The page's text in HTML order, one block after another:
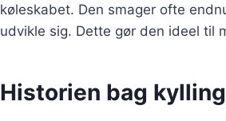
køleskabet. Den smager ofte
udvikle sig. Dette gør den ideel til
Historien bag